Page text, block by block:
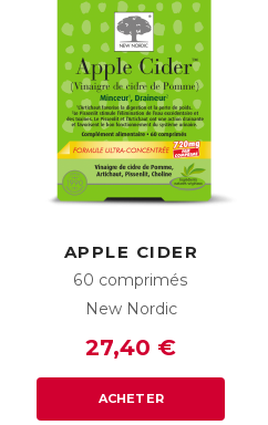
APPLE CIDER
60 comprimés
New Nordic
27,40 €
ACHETER